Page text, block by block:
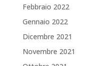
Febbraio 2022
Gennaio 2022
Dicembre 2021
Novembre 2021